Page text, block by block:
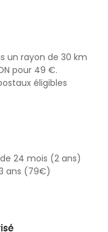
un rayon de 30 km
pour 49 €.
éligibles
24 mois (2 ans)
ans (79€)